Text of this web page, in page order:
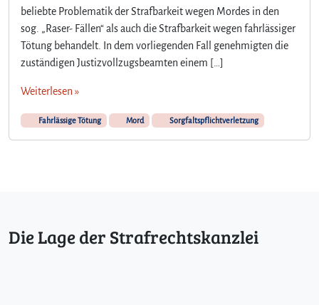
beliebte Problematik der Strafbarkeit wegen Mordes in den
sog. „Raser- Fällen“ als auch die Strafbarkeit wegen fahrlässiger
Tötung behandelt. In dem vorliegenden Fall genehmigten die
zuständigen Justizvollzugsbeamten einem […]
Weiterlesen »
Fahrlässige Tötung Mord Sorgfaltspflichtverletzung
Die Lage der Strafrechtskanzlei